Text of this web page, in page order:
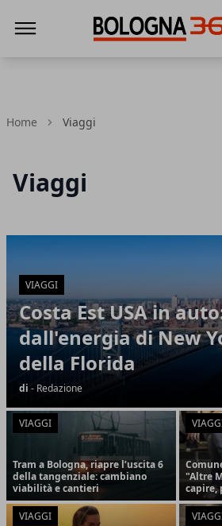
Home Viaggi
Viaggi
Articoli in Evidenza
VIAGGI
Costa Est USA in
dall'energia di New
della Florida
di - Redazione
VIAGGI
Tram a Bologna, riapre l’uscita 6
della tangenziale: cambiano
viabilità e cantieri
"Altre
capire,
VIAGGI